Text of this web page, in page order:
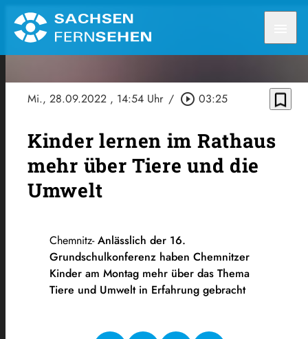
Mi., 28.09.2022 , 14:54 Uhr / play_circle_outline 03:25 bookmark_border
Kinder lernen im Rathaus
mehr über Tiere und die
Umwelt
Chemnitz-Anlässlich der 16.
Grundschulkonferenz haben Chemnitzer
Kinder am Montag mehr über das Thema
Tiere und Umwelt in Erfahrung gebracht